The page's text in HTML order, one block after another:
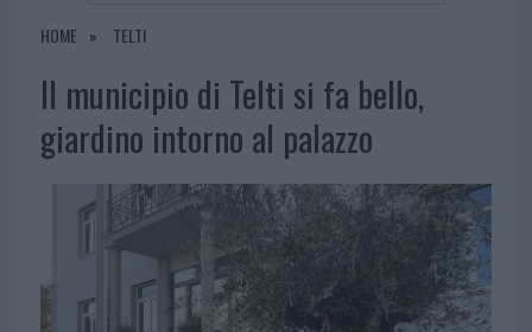
HOME TELTI
Il municipio di Telti si fa bello,
giardino intorno al palazzo